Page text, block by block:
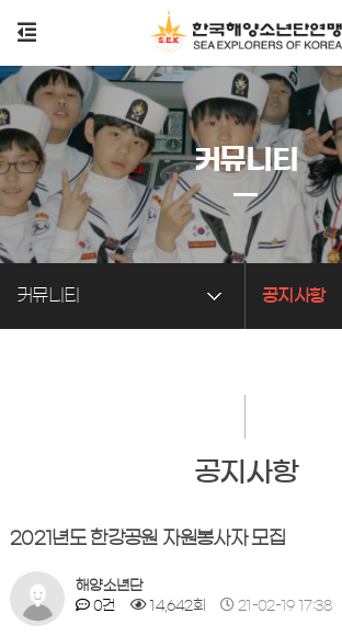
커뮤니티 공지사항
커뮤니티
공지사항
2021년도 한강공원 자원봉사자 모집
해양소년단
0건
14,642회 21-02-19 17:38